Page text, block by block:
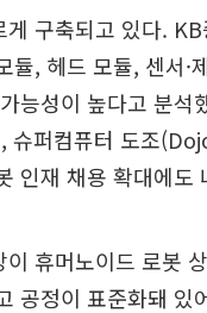
구축되고 있다.
듈, 헤드 모듈, 센서
능성이 높다고 분
슈퍼컴퓨터 도조
인재 채용 확대에도
휴머노이드 로봇
공정이 표준화돼